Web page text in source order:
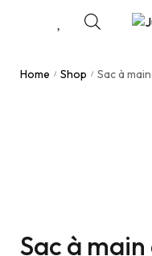
Home / Shop / Sac à
Sac à main